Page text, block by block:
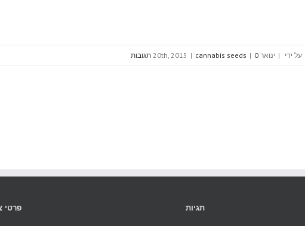
על ידי | ינואר 20th, 2015 | cannabis seeds | 0 תגובות
פרטי תגיות